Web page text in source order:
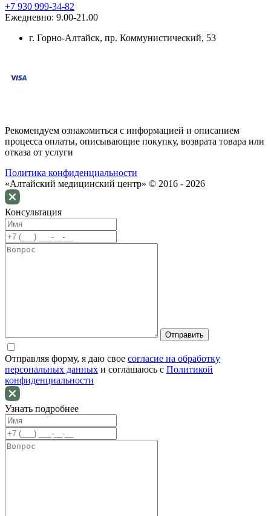
+7 930 999-34-82
Ежедневно: 9.00-21.00
г. Горно-Алтайск, пр. Коммунистический, 53
Рекомендуем ознакомиться с информацией и описанием
процессa оплаты, описывающие покупку, возврата товара или
отказа от услуги
Политика конфиденциальности
«Алтайский медицинский центр» © 2016 - 2026
Консультация
Отправляя форму, я даю свое согласие на обработку
персональных данных и соглашаюсь c Политикой
конфиденциальности
Узнать подробнее